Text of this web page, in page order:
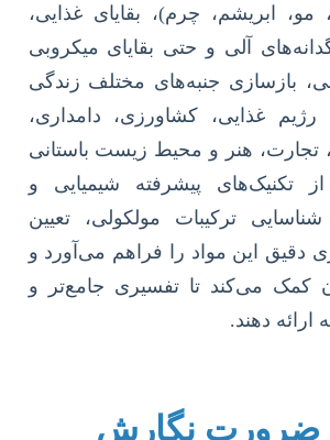
مو، ابریشم، چرم)، بقایای غذایی،
آلی و حتی بقایای میکروبی
بازسازی جنبه‌های مختلف زندگی
غذایی، کشاورزی، دامداری،
تجارت، هنر و محیط زیست باستانی
تکنیک‌های پیشرفته شیمیایی و
ترکیبات مولکولی، تعیین
دقیق این مواد را فراهم می‌آورد و
کمک می‌کند تا تفسیری جامع‌تر و
ارائه دهند.
ضرورت نگارش